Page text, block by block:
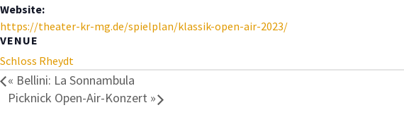
Website:
https://theater-kr-mg.de/spielplan/klassik-open-air-2023/
VENUE
Schloss Rheydt
« Bellini: La Sonnambula
Picknick Open-Air-Konzert »